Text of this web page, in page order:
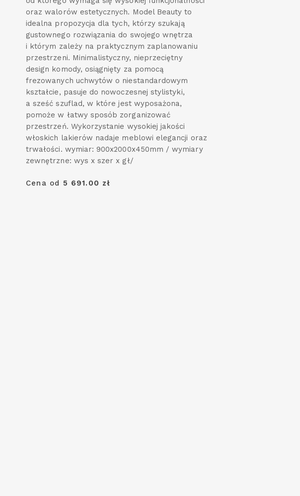
oraz walorów estetycznych. Model Beauty to
idealna propozycja dla tych, którzy szukają
gustownego rozwiązania do swojego wnętrza
i którym zależy na praktycznym zaplanowaniu
przestrzeni. Minimalistyczny, nieprzeciętny
design komody, osiągnięty za pomocą
frezowanych uchwytów o niestandardowym
kształcie, pasuje do nowoczesnej stylistyki,
a sześć szuflad, w które jest wyposażona,
pomoże w łatwy sposób zorganizować
przestrzeń. Wykorzystanie wysokiej jakości
włoskich lakierów nadaje meblowi elegancji oraz
trwałości. wymiar: 900x2000x450mm / wymiary
zewnętrzne: wys x szer x gł/
Cena od 5 691.00 zł